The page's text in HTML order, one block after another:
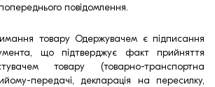
повідомлення.
товару Одержувачем є підписання
що підтверджує факт прийняття
товару (товарно-транспортна
передачі, декларація на пересилку,